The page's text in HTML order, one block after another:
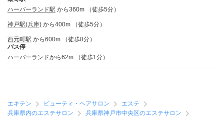
ハーバーランド駅 から360m （徒歩5分）
神戸駅(兵庫) から400m （徒歩5分）
西元町駅 から600m （徒歩8分）
バス停
ハーバーランドから62m （徒歩1分）
エキテン ビューティ・ヘアサロン
エステ
兵庫県内のエステサロン
兵庫県神戸市中央区のエステサロン